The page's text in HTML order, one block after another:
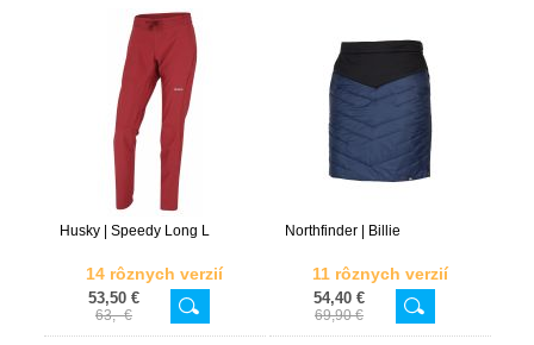
Husky | Speedy Long L
14 rôznych verzií
53,50 €
63,- €
Northfinder | Billie
11 rôznych verzií
54,40 €
69,90 €